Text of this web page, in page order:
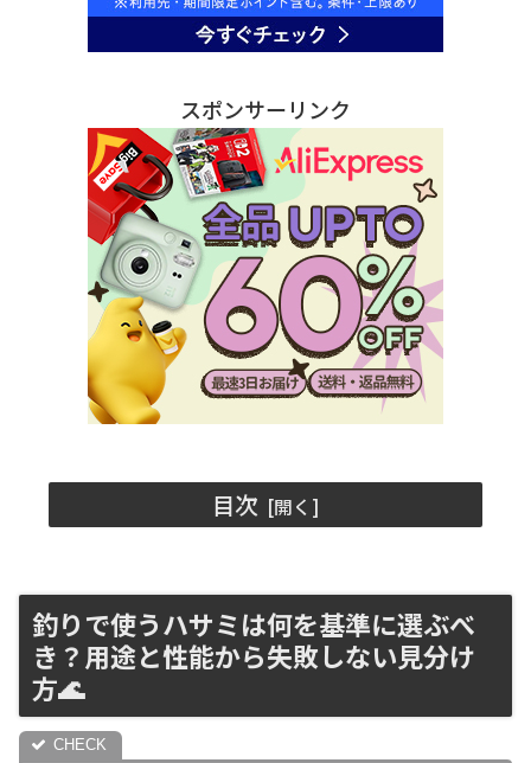
スポンサーリンク
目次
釣りで使うハサミは何を基準に選ぶべ
き？用途と性能から失敗しない見分け
方🌊